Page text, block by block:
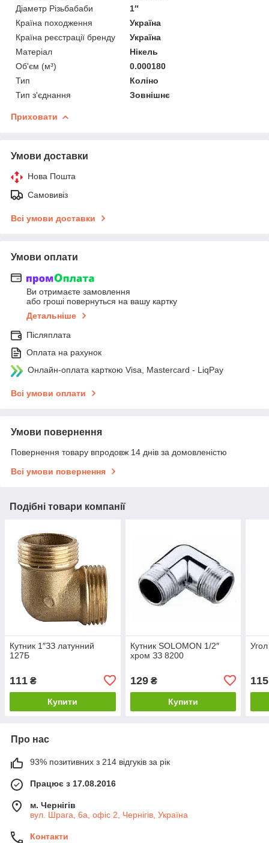
Діаметр Різьбабаби
1″
Країна походження
Україна
Країна реєстрації бренду
Україна
Матеріал
Нікель
Об'єм (м³)
0.000180
Тип
Коліно
Тип з'єднання
Зовнішнє
Приховати
Умови доставки
Нова Пошта
Самовивіз
Всі умови доставки
Умови оплати
Ви отримаєте замовлення
або гроші повернуться на вашу картку
Детальніше
Післяплата
Оплата на рахунок
Онлайн-оплата карткою Visa, Mastercard - LiqPay
Всі умови оплати
Умови повернення
Повернення товару впродовж 14 днів за домовленістю
Всі умови повернення
Подібні товари компанії
Кутник 1″ЗЗ латунний
127Б
111 ₴
Купити
Кутник SOLOMON 1/2″
хром ЗЗ 8200
129₴
Купити
Про нас
93% позитивних з 214 відгуків за рік
Працює з 17.08.2016
м. Чернігів
вул. Шрага, 6а, офіс 2, Чернігів, Україна
Контакти